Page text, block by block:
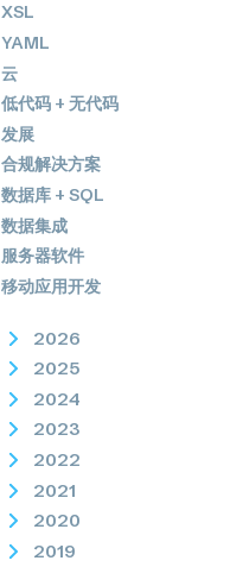
XSL
YAML
云
低代码 + 无代码
发展
合规解决方案
数据库 + SQL
数据集成
服务器软件
移动应用开发
2026
2025
2024
2023
2022
2021
2020
2019